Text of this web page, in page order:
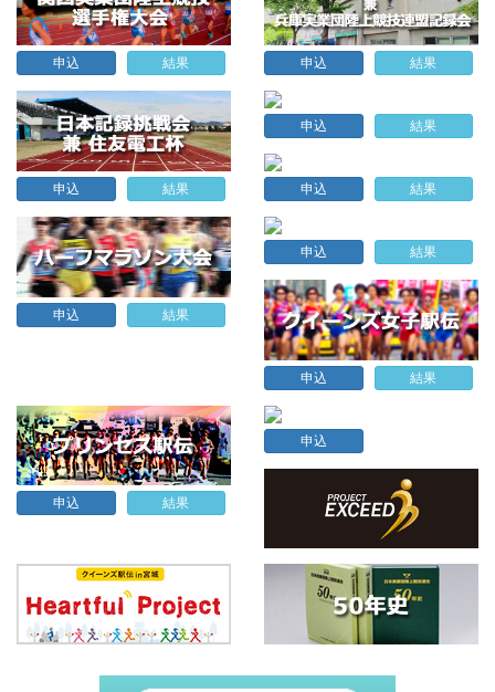
申込 結果 申込 結果
申込 結果
申込 結果
申込 結果
申込 結果
申込 結果
申込 結果
申込 結果
申込